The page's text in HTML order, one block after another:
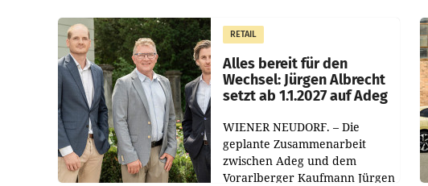
Müller die Initiative „Kreislauf-
Helden“ in allen
österreichischen Müller-Filialen
RETAIL
Alles bereit für den
Wechsel: Jürgen Albrecht
setzt ab 1.1.2027 auf Adeg
WIENER NEUDORF. – Die
geplante Zusammenarbeit
zwischen Adeg und dem
Vorarlberger Kaufmann Jürgen